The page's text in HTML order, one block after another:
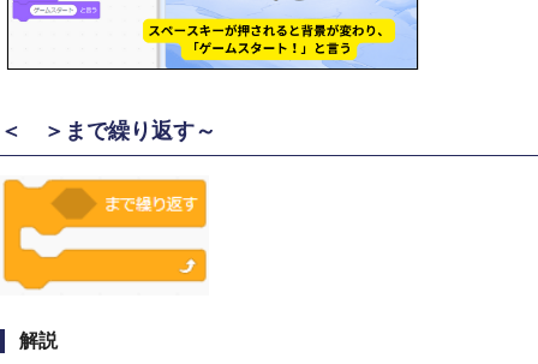
＜ ＞まで繰り返す～
解説